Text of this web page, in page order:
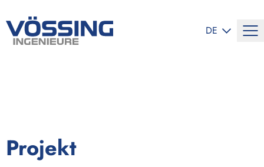
DE
Projekt